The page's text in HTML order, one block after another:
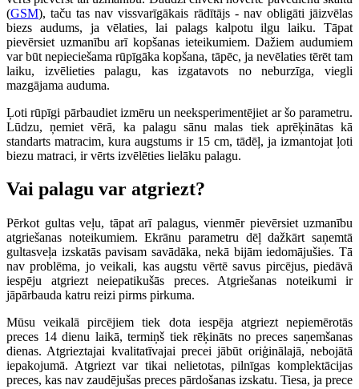
(GSM), taču tas nav vissvarīgākais rādītājs - nav obligāti jāizvēlas
biezs audums, ja vēlaties, lai palags kalpotu ilgu laiku. Tāpat
pievērsiet uzmanību arī kopšanas ieteikumiem. Dažiem audumiem
var būt nepieciešama rūpīgāka kopšana, tāpēc, ja nevēlaties tērēt tam
laiku, izvēlieties palagu, kas izgatavots no neburzīga, viegli
mazgājama auduma.
Ļoti rūpīgi pārbaudiet izmēru un neeksperimentējiet ar šo parametru.
Lūdzu, ņemiet vērā, ka palagu sānu malas tiek aprēķinātas kā
standarts matracim, kura augstums ir 15 cm, tādēļ, ja izmantojat ļoti
biezu matraci, ir vērts izvēlēties lielāku palagu.
Vai palagu var atgriezt?
Pērkot gultas veļu, tāpat arī palagus, vienmēr pievērsiet uzmanību
atgriešanas noteikumiem. Ekrānu parametru dēļ dažkārt saņemtā
gultasveļa izskatās pavisam savādāka, nekā bijām iedomājušies. Tā
nav problēma, jo veikali, kas augstu vērtē savus pircējus, piedāvā
iespēju atgriezt neiepatikušās preces. Atgriešanas noteikumi ir
jāpārbauda katru reizi pirms pirkuma.
Mūsu veikalā pircējiem tiek dota iespēja atgriezt nepiemērotās
preces 14 dienu laikā, termiņš tiek rēķināts no preces saņemšanas
dienas. Atgrieztajai kvalitatīvajai precei jābūt oriģinālajā, nebojātā
iepakojumā. Atgriezt var tikai nelietotas, pilnīgas komplektācijas
preces, kas nav zaudējušas preces pārdošanas izskatu. Tiesa, ja prece